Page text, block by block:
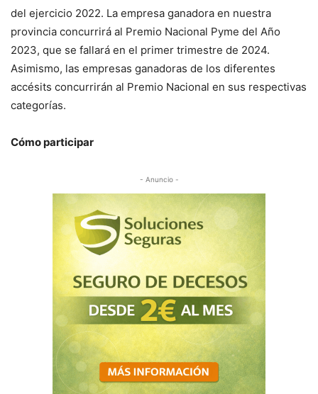
del ejercicio 2022. La empresa ganadora en nuestra
provincia concurrirá al Premio Nacional Pyme del Año
2023, que se fallará en el primer trimestre de 2024.
Asimismo, las empresas ganadoras de los diferentes
accésits concurrirán al Premio Nacional en sus respectivas
categorías.
Cómo participar
- Anuncio -